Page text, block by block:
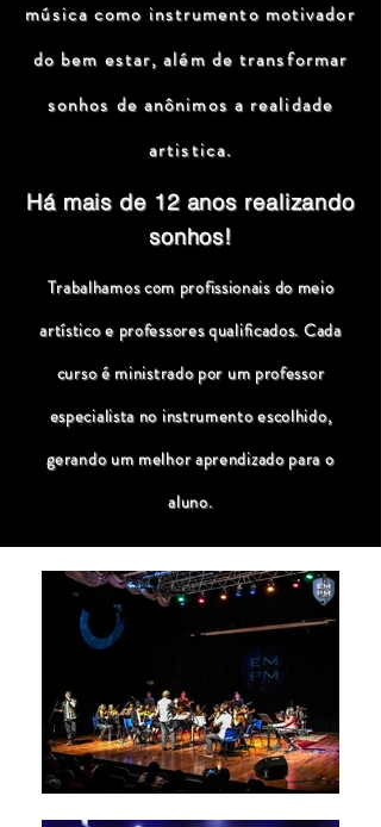
música como instrumento motivador
do bem estar, além de transformar
sonhos de anônimos a realidade
artistica.
Há mais de 12 anos realizando
sonhos!
Trabalhamos com profissionais do meio
artístico e professores qualificados. Cada
curso é ministrado por um professor
especialista no instrumento escolhido,
gerando um melhor aprendizado para o
aluno.